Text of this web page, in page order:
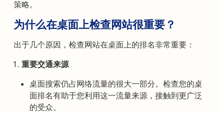
策略。
为什么在桌面上检查网站很重要？
出于几个原因，检查网站在桌面上的排名非常重要：
重要交通来源
桌面搜索仍占网络流量的很大一部分。检查您的桌
面排名有助于您利用这一流量来源，接触到更广泛
的受众。